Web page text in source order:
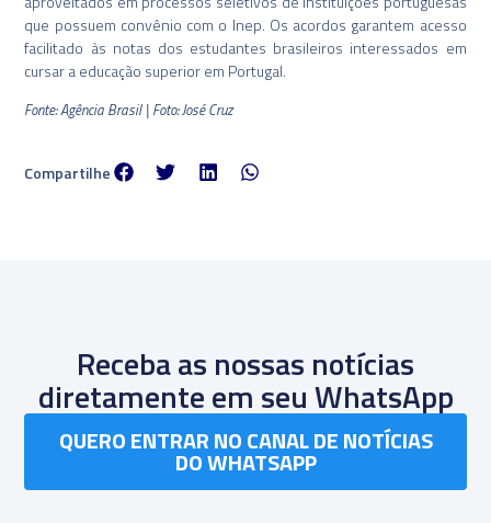
que possuem convênio com o Inep. Os acordos garantem acesso
facilitado às notas dos estudantes brasileiros interessados em
cursar a educação superior em Portugal.
Fonte: Agência Brasil | Foto: José Cruz
Compartilhe
Receba as nossas notícias
diretamente em seu WhatsApp
QUERO ENTRAR NO CANAL DE NOTÍCIAS
DO WHATSAPP